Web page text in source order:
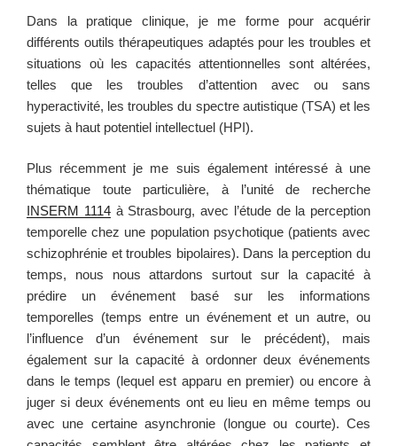
Dans la pratique clinique, je me forme pour acquérir
différents outils thérapeutiques adaptés pour les troubles et
situations où les capacités attentionnelles sont altérées,
telles que les troubles d’attention avec ou sans
hyperactivité, les troubles du spectre autistique (TSA) et les
sujets à haut potentiel intellectuel (HPI).
Plus récemment je me suis également intéressé à une
thématique toute particulière, à l’unité de recherche
INSERM 1114à Strasbourg, avec l’étude de la perception
temporelle chez une population psychotique (patients avec
schizophrénie et troubles bipolaires). Dans la perception du
temps, nous nous attardons surtout sur la capacité à
prédire un événement basé sur les informations
temporelles (temps entre un événement et un autre, ou
l’influence d’un événement sur le précédent), mais
également sur la capacité à ordonner deux événements
dans le temps (lequel est apparu en premier) ou encore à
juger si deux événements ont eu lieu en même temps ou
avec une certaine asynchronie (longue ou courte). Ces